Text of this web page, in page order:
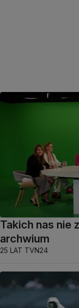
Takich nas nie
archwium
25 LAT TVN24